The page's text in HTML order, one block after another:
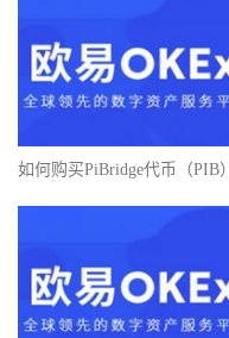
如何购买PiBridge代币（PIB）